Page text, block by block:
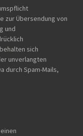
zur Übersendung von
und
sich
unverlangten
durch Spam-Mails,